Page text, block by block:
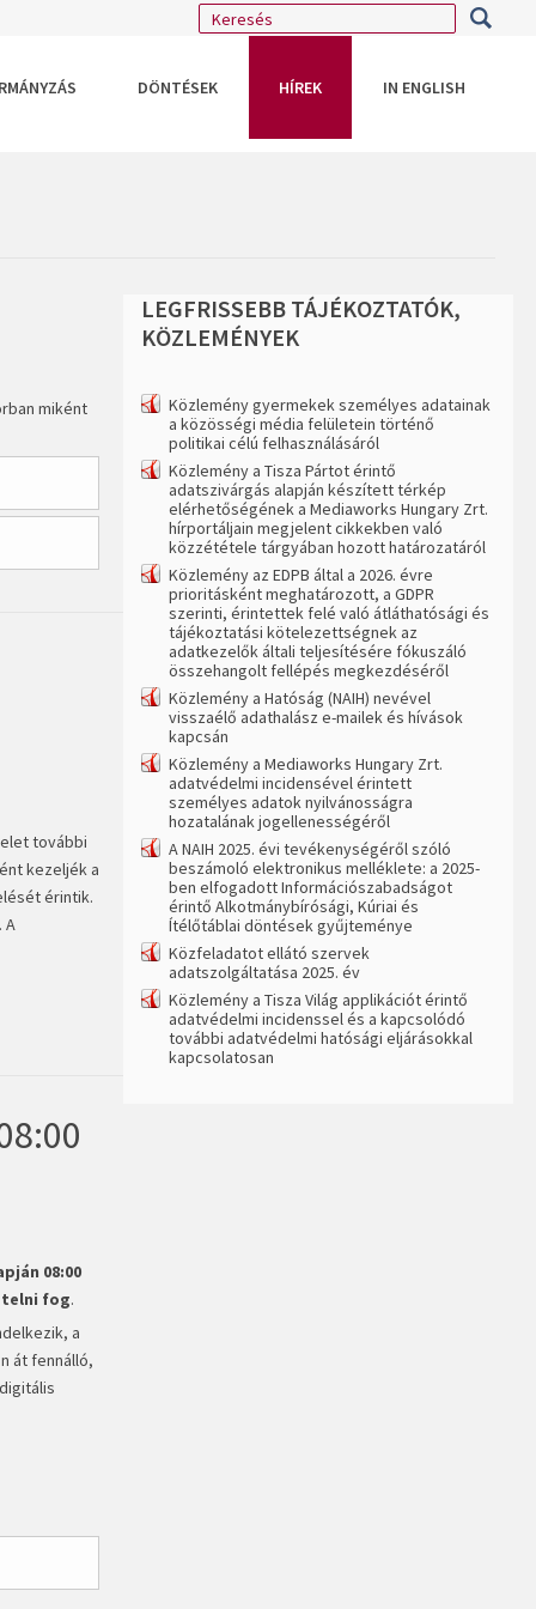
DÖNTÉSEK HÍREK IN ENGLISH
miként
további
kezeljék a
érintik.
A
08:00
fog.
a
át fennálló,
LEGFRISSEBB TÁJÉKOZTATÓK,
KÖZLEMÉNYEK
Közlemény gyermekek személyes adatainak
a közösségi média felületein történő
politikai célú felhasználásáról
Közlemény a Tisza Pártot érintő
adatszivárgás alapján készített térkép
elérhetőségének a Mediaworks Hungary Zrt.
hírportáljain megjelent cikkekben való
közzététele tárgyában hozott határozatáról
Közlemény az EDPB által a 2026. évre
prioritásként meghatározott, a GDPR
szerinti, érintettek felé való átláthatósági és
tájékoztatási kötelezettségnek az
adatkezelők általi teljesítésére fókuszáló
összehangolt fellépés megkezdéséről
Közlemény a Hatóság (NAIH) nevével
visszaélő adathalász e-mailek és hívások
kapcsán
Közlemény a Mediaworks Hungary Zrt.
adatvédelmi incidensével érintett
személyes adatok nyilvánosságra
hozatalának jogellenességéről
A NAIH 2025. évi tevékenységéről szóló
beszámoló elektronikus melléklete: a 2025-
ben elfogadott Információszabadságot
érintő Alkotmánybírósági, Kúriai és
Ítélőtáblai döntések gyűjteménye
Közfeladatot ellátó szervek
adatszolgáltatása 2025. év
Közlemény a Tisza Világ applikációt érintő
adatvédelmi incidenssel és a kapcsolódó
további adatvédelmi hatósági eljárásokkal
kapcsolatosan